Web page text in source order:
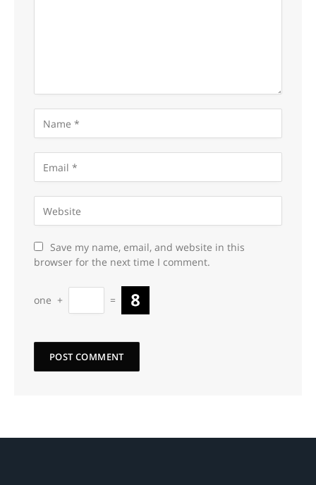
Save my name, email, and website in this
browser for the next time I comment.
one + =